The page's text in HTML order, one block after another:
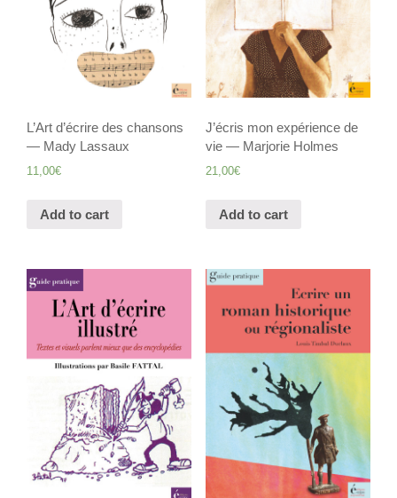
L’Art d’écrire des chansons
— Mady Lassaux
11,00€
Add to cart
J’écris mon expérience de
vie — Marjorie Holmes
21,00€
Add to cart